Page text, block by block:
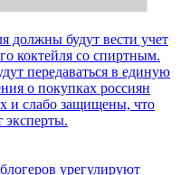
должны будут вести учет
коктейля со спиртным.
передаваться в единую
о покупках россиян
и слабо защищены, что
эксперты.
урегулируют